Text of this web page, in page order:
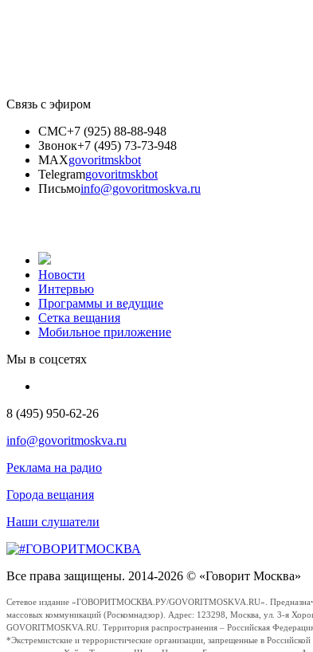
Связь с эфиром
СМС+7 (925) 88-88-948
Звонок+7 (495) 73-73-948
MAXgovoritmskbot
Telegramgovoritmskbot
Письмоinfo@govoritmoskva.ru
Новости
Интервью
Программы и ведущие
Сетка вещания
Мобильное приложение
Мы в соцсетях
8 (495) 950-62-26
info@govoritmoskva.ru
Реклама на радио
Города вещания
Наши слушатели
Все права защищены. 2014-2026 © «Говорит Москва»
Сетевое издание «ГОВОРИТМОСКВА.РУ/GOVORITMOSKVA.RU».
массовых коммуникаций (Роскомнадзор). Адрес: 123298, Москва, ул. 3-я
GOVORITMOSKVA.RU. Территория распространения – Российская
*Экстремистские и террористические организации, запрещенные в